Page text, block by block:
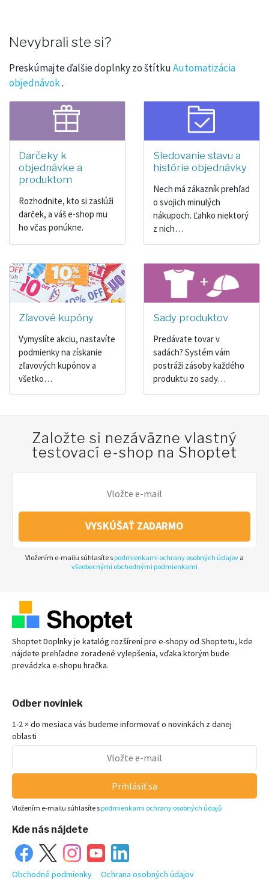
Nevybrali ste si?
Preskúmajte ďalšie doplnky zo štítkuAutomatizácia
objednávok.
Darčeky k
objednávke a
produktom
Rozhodnite, kto si zaslúži
darček, a váš e-shop mu
ho včas ponúkne.
Sledovanie stavu a
histórie objednávky
Nech má zákazník prehľad
o svojich minulých
nákupoch. Ľahko niektorý
z nich…
Zľavové kupóny
Vymyslíte akciu, nastavíte
podmienky na získanie
zľavových kupónov a
všetko…
Sady produktov
Predávate tovar v
sadách? Systém vám
postráži zásoby každého
produktu zo sady…
Založte si nezáväzne vlastný
testovací e-shop na Shoptet
VYSKÚŠAŤ ZADARMO
Vložením e-mailu súhlasíte s podmienkami ochrany osobných údajov a
všeobecnými obchodnými podmienkami
Shoptet Doplnky je katalóg rozšírení pre e-shopyod Shoptetu, kde
nájdete prehľadne zoradené vylepšenia, vďaka ktorým bude
prevádzka e-shopu hračka.
Odber noviniek
1-2 × do mesiaca vás budeme informovať o novinkách z danej
oblasti
Prihlásiť sa
Vložením e-mailu súhlasíte s podmienkami ochrany osobných údajů
Kde nás nájdete
Obchodné podmienky Ochrana osobných údajov